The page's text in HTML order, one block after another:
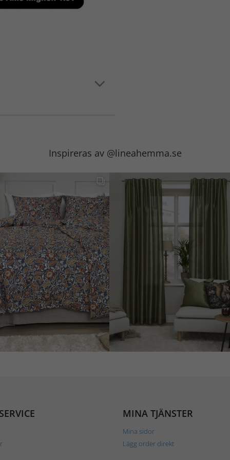
Inspireras av @lineahemma.se
MINA TJÄNSTER
Mina sidor
Lägg order direkt